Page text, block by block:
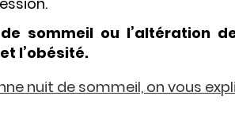
sommeil ou l’altération
l’obésité.
nuit de sommeil, on vous